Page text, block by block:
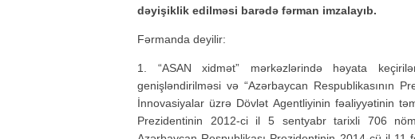
dəyişiklik edilməsi barədə fərman imzalayıb.
Fərmanda deyilir:
1. “ASAN xidmət” mərkəzlərində həyata
genişləndirilməsi və “Azərbaycan Respublikasının
İnnovasiyalar üzrə Dövlət Agentliyinin fəaliyyətinin
Prezidentinin 2012-ci il 5 sentyabr tarixli 706